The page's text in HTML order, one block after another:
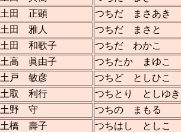
土田 正顕
つちだ まさあき
土田 雅人
つちだ まさと
土田 和歌子
つちだ わかこ
土高 眞由子
つちたか まゆこ
土戸 敏彦
つちど としひこ
土取 利行
つちとり としゆき
土野 守
つちの まもる
土橋 壽子
つちはし としこ